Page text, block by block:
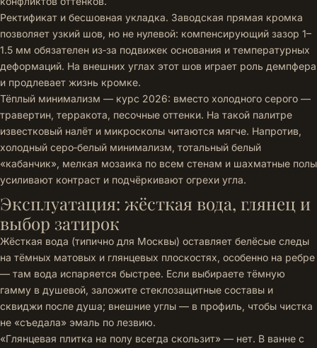
Ректификат и бесшовная укладка. Заводская прямая кромка
позволяет узкий шов, но не нулевой: компенсирующий зазор 1–
1.5 мм обязателен из‑за подвижек основания и температурных
деформаций. На внешних углах этот шов играет роль демпфера
и продлевает жизнь кромке.
Тёплый минимализм — курс 2026: вместо холодного серого —
травертин, терракота, песочные оттенки. На такой палитре
известковый налёт и микросколы читаются мягче. Напротив,
холодный серо‑белый минимализм, тотальный белый
«кабанчик», мелкая мозаика по всем стенам и шахматные полы
усиливают контраст и подчёркивают огрехи угла.
Эксплуатация: жёсткая вода, глянец и
выбор затирок
Жёсткая вода (типично для Москвы) оставляет белёсые следы
на тёмных матовых и глянцевых плоскостях, особенно на ребре
— там вода испаряется быстрее. Если выбираете тёмную
гамму в душевой, заложите стеклозащитные составы и
сквиджи после душа; внешние углы — в профиль, чтобы чистка
не «съедала» эмаль по лезвию.
«Глянцевая плитка на полу всегда скользит» — нет. В ванне с